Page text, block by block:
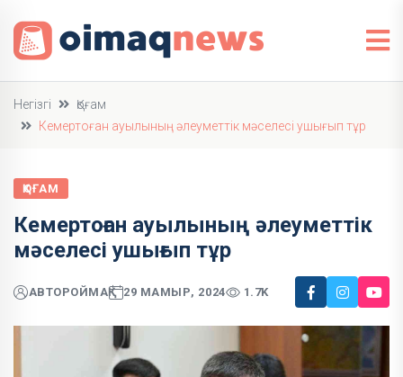
Негізгі
Қоғам
Кемертоған ауылының әлеуметтік мәселесі ушығып тұр
ҚОҒАМ
Кемертоған ауылының әлеуметтік
мәселесі ушығып тұр
АВТОРОЙМАҚ 29 МАМЫР, 2024 1.7K